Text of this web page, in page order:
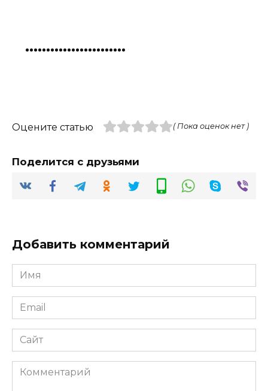
Оцените статью ( Пока оценок нет )
Поделится с друзьями
Добавить комментарий
Имя
*
Email
*
Сайт
Комментарий